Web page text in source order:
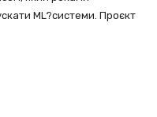
ML?системи. Проєкт